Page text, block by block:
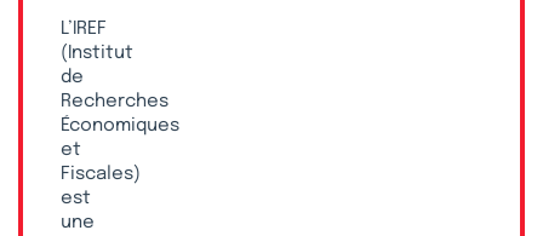
L’IREF
(Institut
de
Recherches
Économiques
et
Fiscales)
est
une